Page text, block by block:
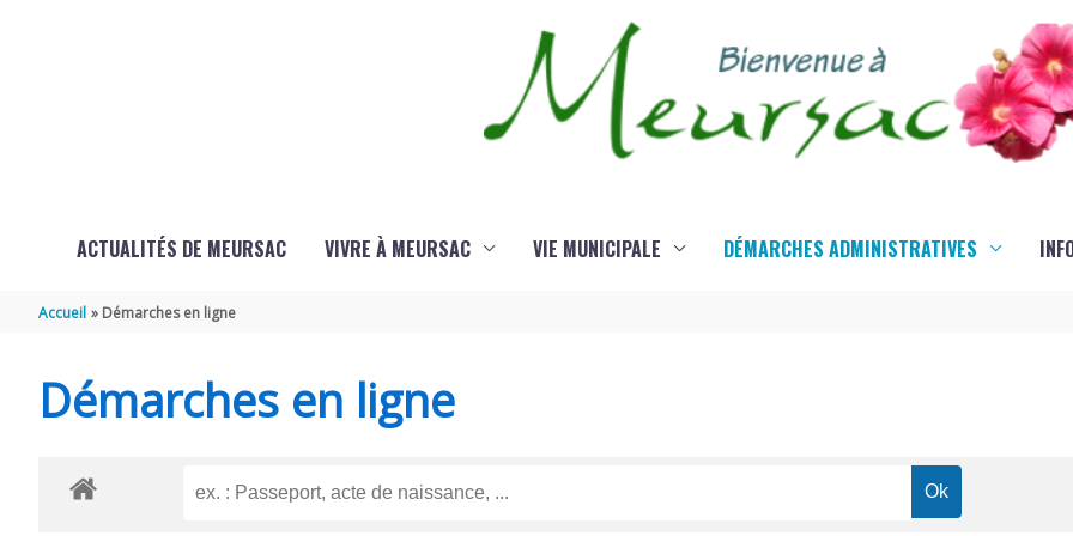
ACTUALITÉS DE MEURSAC VIVRE À MEURSAC VIE MUNICIPALE DÉMARCHES ADMINISTRATIVES
Accueil Démarches en ligne
Démarches en ligne